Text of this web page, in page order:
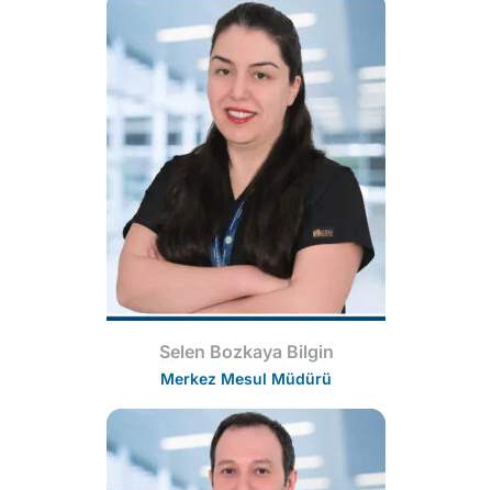
Selen Bozkaya Bilgin
Merkez Mesul Müdürü